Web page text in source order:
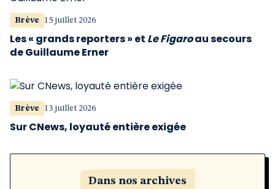
Brève 15 juillet 2026
Les « grands reporters » et Le Figaroau secours
de Guillaume Erner
Brève 13 juillet 2026
Sur CNews, loyauté entière exigée
Dans nos archives